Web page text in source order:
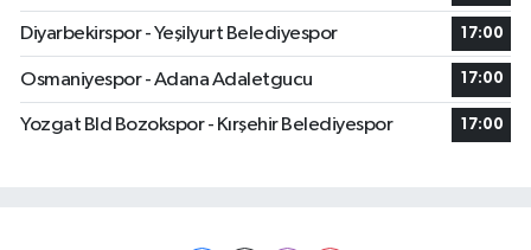
Diyarbekirspor - Yeşilyurt Belediyespor 17:00
Osmaniyespor - Adana Adaletgucu 17:00
Yozgat Bld Bozokspor - Kırşehir Belediyespor 17:00